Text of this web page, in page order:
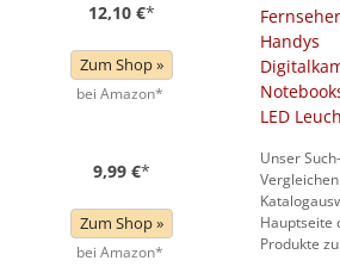
12,10 €*
Zum Shop »
bei Amazon*
9,99 €*
Zum Shop »
bei Amazon*
Fernseher
Handys
LED
Unser
Hauptseite
Produkte